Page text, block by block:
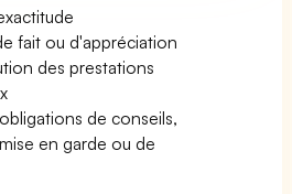
fait ou d'appréciation
des prestations
de conseils,
en garde ou de